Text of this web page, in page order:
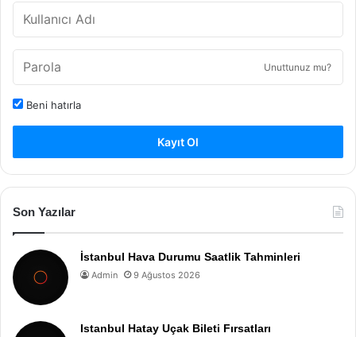
Unuttunuz mu?
Beni hatırla
Kayıt Ol
Son Yazılar
İstanbul Hava Durumu Saatlik Tahminleri
Admin 9 Ağustos 2026
Istanbul Hatay Uçak Bileti Fırsatları